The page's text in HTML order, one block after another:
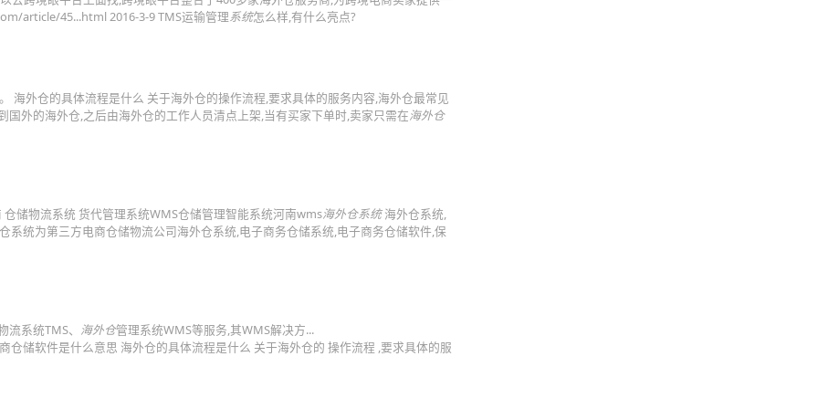
article/45...html 2016-3-9 TMS运输管理系统怎么样,有什么亮点?
海外仓的具体流程是什么 关于海外仓的操作流程,要求具体的服务内容,海外仓最常见
国外的海外仓,之后由海外仓的工作人员清点上架,当有买家下单时,卖家只需在海外仓
储物流系统 货代管理系统WMS仓储管理智能系统河南wms海外仓系统海外仓系统,
系统为第三方电商仓储物流公司海外仓系统,电子商务仓储系统,电子商务仓储软件,保
流系统TMS、 海外仓管理系统WMS等服务,其WMS解决方...
储软件是什么意思 海外仓的具体流程是什么 关于海外仓的 操作流程 ,要求具体的服